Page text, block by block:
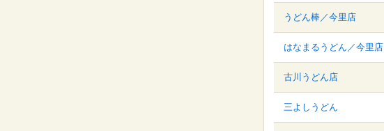
うどん棒／今里店
はなまるうどん／今里店
古川うどん店
三よしうどん